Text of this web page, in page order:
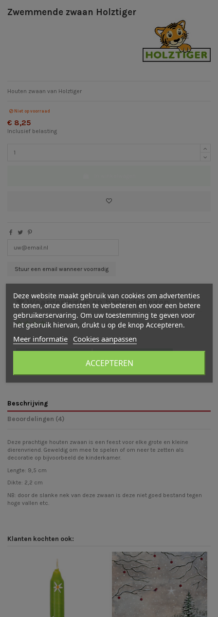
Zwemmende zwaan Holztiger
Houten zwaan van Holztiger
Niet op voorraad
€ 8,25
Inclusief belasting
Waarderingen en beoordelingen
(4/5)-4 cijfer(s) - 4beoordeling(en)
Bekijk verdeling
Beschrijving
Beoordelingen (4)
Deze prachtige houten zwaan is een feest voor elke grote en kleine
dierenvriend. Geweldig om mee te spelen of om neer te zetten als
decoratie op bijvoorbeeld de kinderkamer.
Lengte: 9,5 cm
Dikte: 2,2 cm
NB: door de slanke nek van deze zwaan is deze niet goed bestand tegen
hoge vallen etc.
Klanten kochten ook:
Deze website maakt gebruik van cookies om advertenties
te tonen, onze diensten te verbeteren en voor een betere
gebruikerservaring. Om uw toestemming te geven voor
het gebruik hiervan, drukt u op de knop Accepteren.
Meer informatie Cookies aanpassen
ACCEPTEREN